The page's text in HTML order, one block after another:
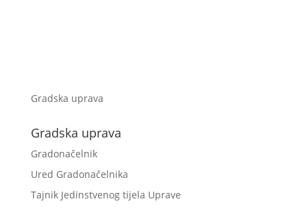
Gradska uprava
Gradska uprava
Gradonačelnik
Ured Gradonačelnika
Tajnik Jedinstvenog tijela Uprave